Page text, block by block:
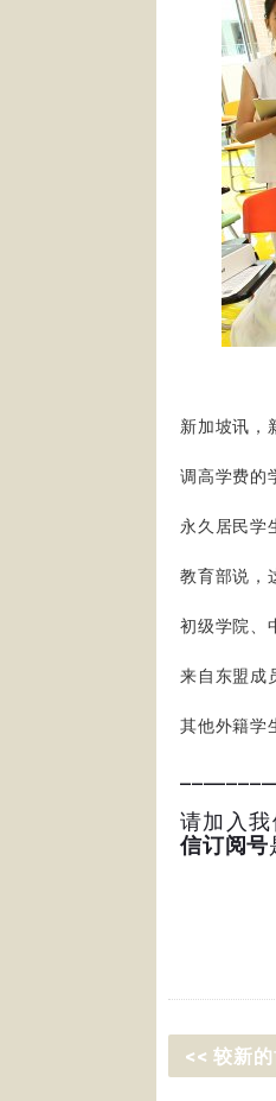
新加坡讯，
调高学费的
永久居民学
教育部说，
初级学院、
来自东盟成
其他外籍学
请加入我
信订阅号
<< 较新